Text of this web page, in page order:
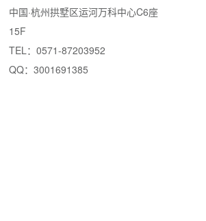
中国·杭州拱墅区运河万科中心C6座
15F
TEL：0571-87203952
QQ：3001691385